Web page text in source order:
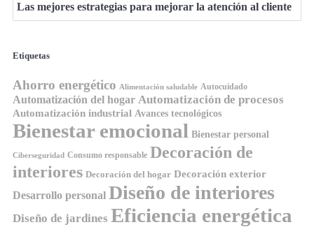
Las mejores estrategias para mejorar la atención al cliente
Etiquetas
Ahorro energético Alimentación saludable Autocuidado
Automatización del hogar Automatización de procesos
Automatización industrial Avances tecnológicos
Bienestar emocional Bienestar personal
Ciberseguridad Consumo responsable Decoración de
interiores Decoración del hogar Decoración exterior
Desarrollo personal Diseño de interiores
Diseño de jardines Eficiencia energética